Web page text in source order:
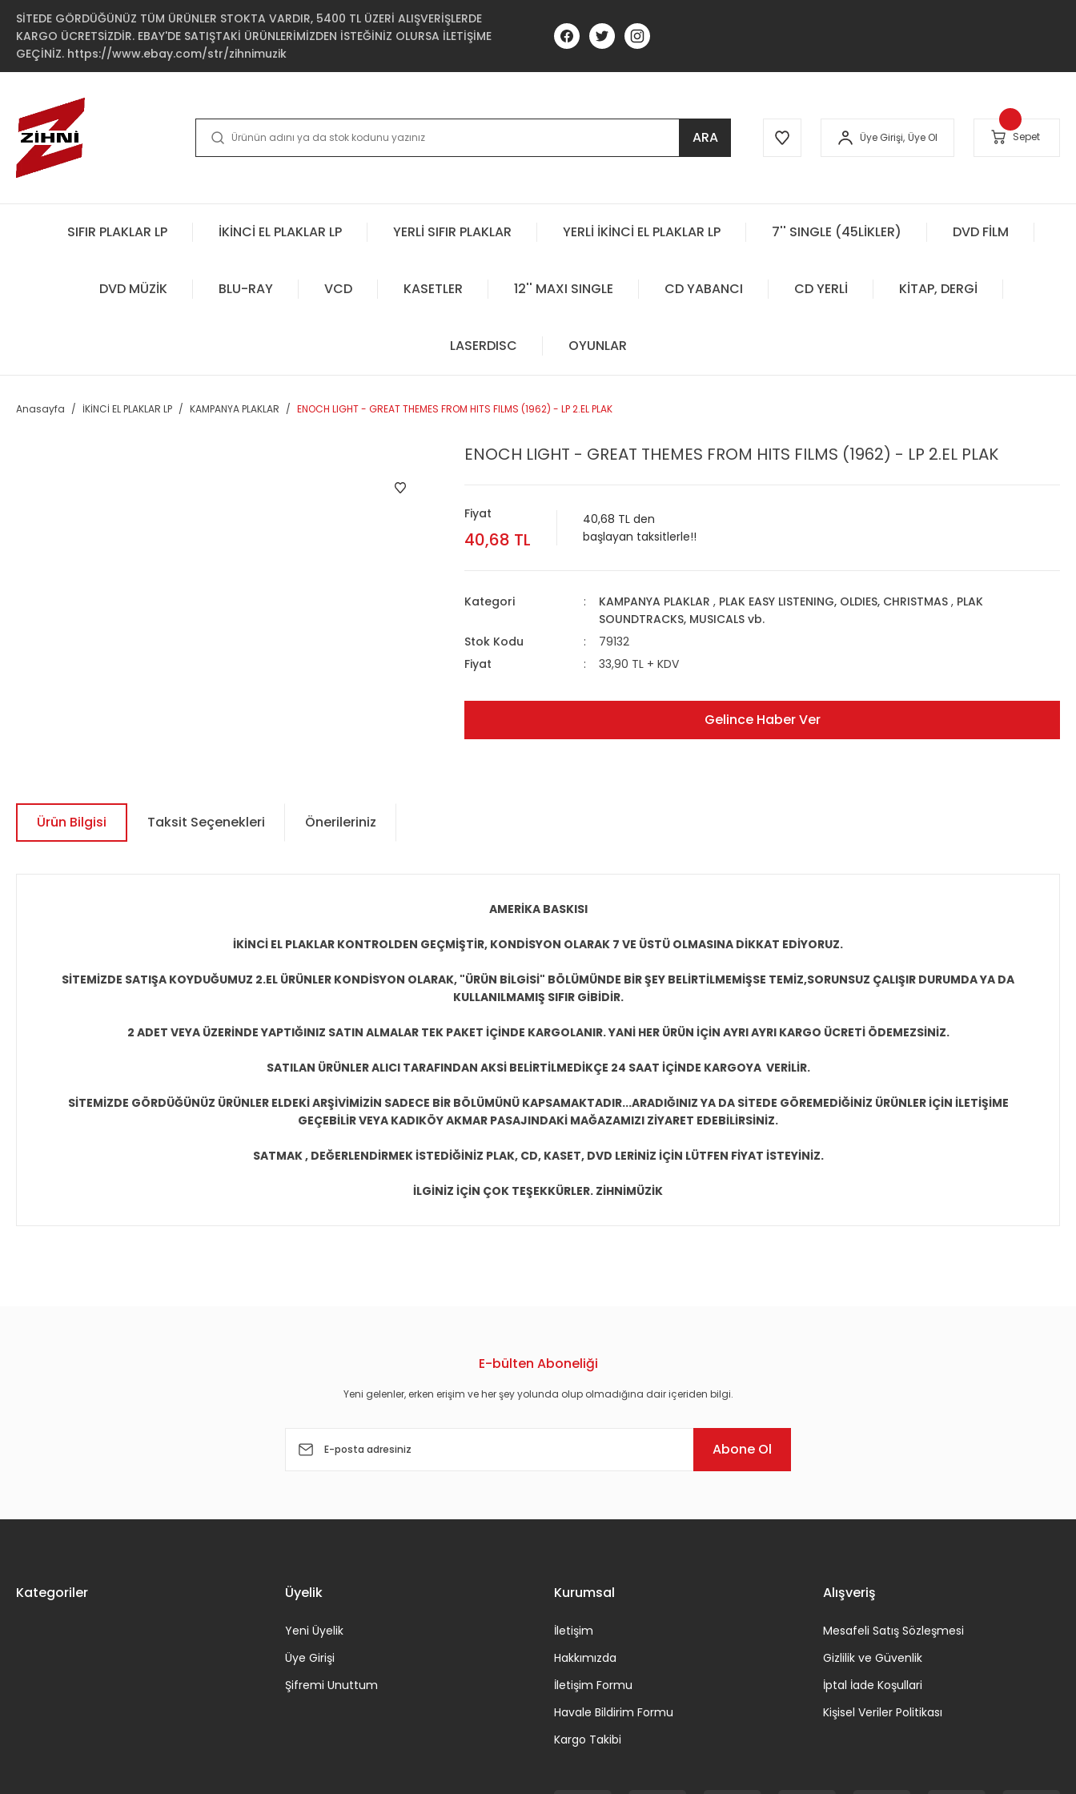
SİTEDE GÖRDÜĞÜNÜZ TÜM ÜRÜNLER STOKTA VARDIR, 5400 TL ÜZERİ ALIŞVERİŞLERDE
KARGO ÜCRETSİZDİR. EBAY'DE SATIŞTAKİ ÜRÜNLERİMİZDEN İSTEĞİNİZ OLURSA İLETİŞİME
GEÇİNİZ. https://www.ebay.com/str/zihnimuzik
ARA Üye Girişi, Üye Ol Sepet
SIFIR PLAKLAR LP İKİNCİ EL PLAKLAR LP YERLİ SIFIR PLAKLAR YERLİ İKİNCİ EL PLAKLAR LP 7'' SINGLE (45LİKLER) DVD FİLM
DVD MÜZİK BLU-RAY VCD KASETLER 12'' MAXI SINGLE CD YABANCI CD YERLİ KİTAP, DERGİ
LASERDISC OYUNLAR
Anasayfa İKİNCİ EL PLAKLAR LP KAMPANYA PLAKLAR ENOCH LIGHT - GREAT THEMES FROM HITS FILMS (1962) - LP 2.EL PLAK
ENOCH LIGHT - GREAT THEMES FROM HITS FILMS (1962) - LP 2.EL PLAK
Fiyat
40,68 TL
40,68 TL den
başlayan taksitlerle!!
Kategori KAMPANYA PLAKLAR , PLAK EASY LISTENING, OLDIES, CHRISTMAS , PLAK
SOUNDTRACKS, MUSICALS vb.
Stok Kodu
79132
Fiyat
33,90 TL + KDV
Gelince Haber Ver
Ürün Bilgisi Taksit Seçenekleri Önerileriniz
AMERİKA BASKISI
İKİNCİ EL PLAKLAR KONTROLDEN GEÇMİŞTİR, KONDİSYON OLARAK 7 VE ÜSTÜ OLMASINA DİKKAT EDİYORUZ.
SİTEMİZDE SATIŞA KOYDUĞUMUZ 2.EL ÜRÜNLER KONDİSYON OLARAK, "ÜRÜN BİLGİSİ" BÖLÜMÜNDE BİR ŞEY BELİRTİLMEMİŞSE TEMİZ,SORUNSUZ ÇALIŞIR DURUMDA YA DA
KULLANILMAMIŞ SIFIR GİBİDİR.
2 ADET VEYA ÜZERİNDE YAPTIĞINIZ SATIN ALMALAR TEK PAKET İÇİNDE KARGOLANIR. YANİ HER ÜRÜN İÇİN AYRI AYRI KARGO ÜCRETİ ÖDEMEZSİNİZ.
SATILAN ÜRÜNLER ALICI TARAFINDAN AKSİ BELİRTİLMEDİKÇE 24 SAAT İÇİNDE KARGOYA VERİLİR.
SİTEMİZDE GÖRDÜĞÜNÜZ ÜRÜNLER ELDEKİ ARŞİVİMİZİN SADECE BİR BÖLÜMÜNÜ KAPSAMAKTADIR...ARADIĞINIZ YA DA SİTEDE GÖREMEDİĞİNİZ ÜRÜNLER İÇİN İLETİŞİME
GEÇEBİLİR VEYA KADIKÖY AKMAR PASAJINDAKİ MAĞAZAMIZI ZİYARET EDEBİLİRSİNİZ.
SATMAK , DEĞERLENDİRMEK İSTEDİĞİNİZ PLAK, CD, KASET, DVD LERİNİZ İÇİN LÜTFEN FİYAT İSTEYİNİZ.
İLGİNİZ İÇİN ÇOK TEŞEKKÜRLER. ZİHNİMÜZİK
E-bülten Aboneliği
Yeni gelenler, erken erişim ve her şey yolunda olup olmadığına dair içeriden bilgi.
Abone Ol
Kategoriler Üyelik
Yeni Üyelik
Üye Girişi
Şifremi Unuttum
Kurumsal
İletişim
Hakkımızda
İletişim Formu
Havale Bildirim Formu
Kargo Takibi
Alışveriş
Mesafeli Satış Sözleşmesi
Gizlilik ve Güvenlik
İptal İade Koşullari
Kişisel Veriler Politikası